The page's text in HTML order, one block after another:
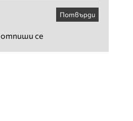
Потвърди
отпиши се